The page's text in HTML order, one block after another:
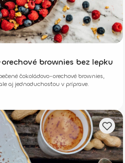
brownies bez lepku
čokoládovo-orechové brownies,
aj jednoduchosťou v príprave.